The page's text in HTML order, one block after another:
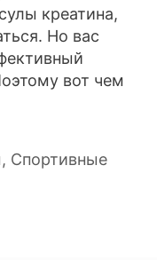
креатина,
Но вас
вот чем
, Спортивные